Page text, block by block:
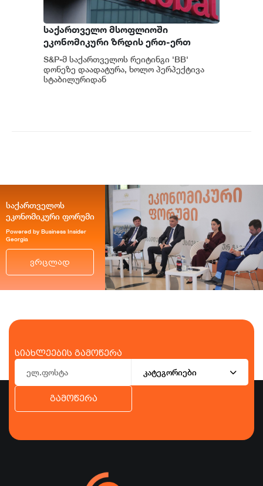
საქართველო მსოფლიოში
ეკონომიკური ზრდის ერთ-ერთ
ყველაზე მაღალ ტემპს ინარჩუნებს -
S&P
S&P-მ საქართველოს რეიტინგი 'BB'
დონეზე დაადატურა, ხოლო პერპექტივა
სტაბილურიდან
საქართველოს
ეკონომიკური ფორუმი
Powered by Business Insider
Georgia
ვრცლად
სიახლეების გამოწერა
კატეგორიები
გამოწერა